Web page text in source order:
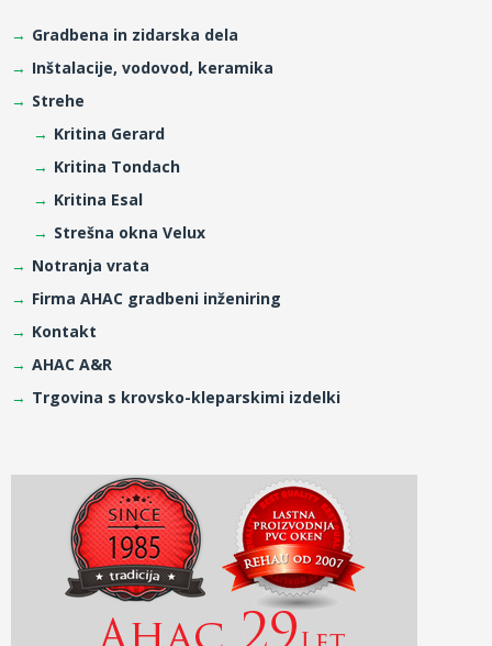
Gradbena in zidarska dela
Inštalacije, vodovod, keramika
Strehe
Kritina Gerard
Kritina Tondach
Kritina Esal
Strešna okna Velux
Notranja vrata
Firma AHAC gradbeni inženiring
Kontakt
AHAC A&R
Trgovina s krovsko-kleparskimi izdelki